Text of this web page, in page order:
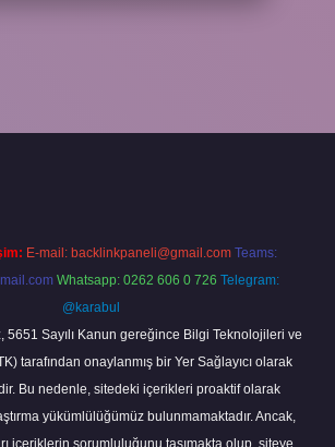
E-mail: backlinkpaneli@gmail.com Teams:
Whatsapp: 0262 606 0 726 Telegram:
@karabul
5651 Sayılı Kanun gereğince Bilgi Teknolojileri ve
tarafından onaylanmış bir Yer Sağlayıcı olarak
Bu nedenle, sitedeki içerikleri proaktif olarak
yükümlülüğümüz bulunmamaktadır. Ancak,
içeriklerin sorumluluğunu taşımakta olup, siteye